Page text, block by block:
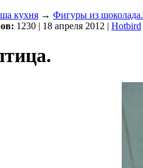
кухня → Фигуры из шоколада.
1230 | 18 апреля 2012 | Hotbird